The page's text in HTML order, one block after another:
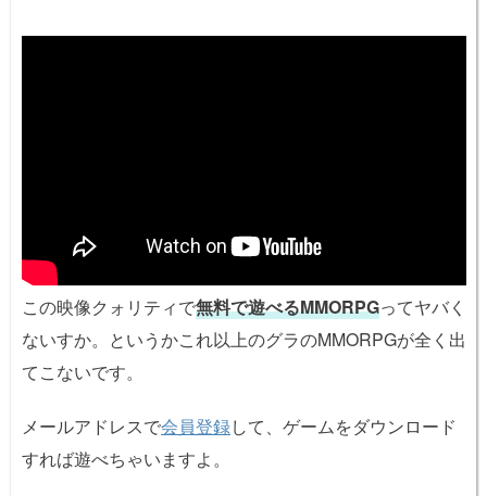
この映像クォリティで無料で遊べるMMORPGってヤバく
ないすか。というかこれ以上のグラのMMORPGが全く出
てこないです。
メールアドレスで会員登録して、ゲームをダウンロード
すれば遊べちゃいますよ。